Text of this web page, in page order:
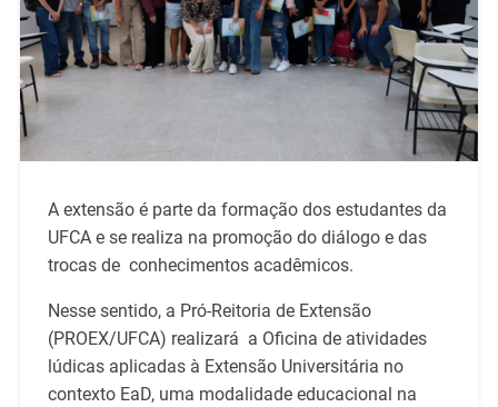
A extensão é parte da formação dos estudantes da
UFCA e se realiza na promoção do diálogo e das
trocas de conhecimentos acadêmicos.
Nesse sentido, a Pró-Reitoria de Extensão
(PROEX/UFCA) realizará a Oficina de atividades
lúdicas aplicadas à Extensão Universitária no
contexto EaD, uma modalidade educacional na